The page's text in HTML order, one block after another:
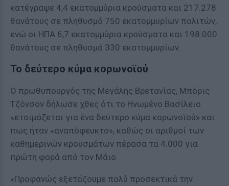
κατέγραψε 4,4 εκατομμύρια κρούσματα και 217.278
θανάτους σε πληθυσμό 750 εκατομμυρίων πολιτών,
ενώ οι ΗΠΑ 6,7 εκατομμύρια κρούσματα και 198.000
θανάτους σε πληθυσμό 330 εκατομμυρίων.
Το δεύτερο κύμα κορωνοϊού
Ο πρωθυπουργός της Μεγάλης Βρετανίας, Μπόρις
Τζόνσον δήλωσε χθες ότι το Hνωμένο Βασίλειο
«ετοιμάζεται για ένα δεύτερο κύμα κορωνοϊού» και
πως ήταν «αναπόφευκτο», καθώς οι αριθμοί των
καθημερινών κρουσμάτων πέρασα τα 4.000 για
πρώτη φορά από τον Μάιο.
«Προφανώς εξετάζουμε πολύ προσεκτικά την